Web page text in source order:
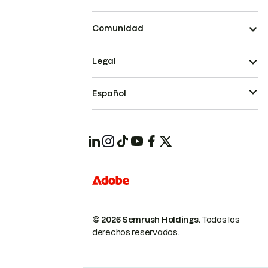
Comunidad
© 2026 Semrush Holdings.Todos los
derechos reservados.
Legal
Español